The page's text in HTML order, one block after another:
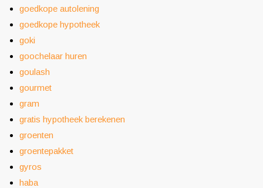
goedkope autolening
goedkope hypotheek
goki
goochelaar huren
goulash
gourmet
gram
gratis hypotheek berekenen
groenten
groentepakket
gyros
haba